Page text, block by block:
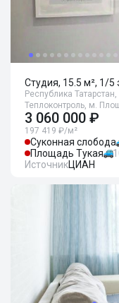
Студия, 15.5 м², 1/5
Республика
Теплоконтроль, м.
3 060 000 ₽
197 419 ₽/м²
Суконная слобода
Площадь Тукая
ИсточникЦИАН